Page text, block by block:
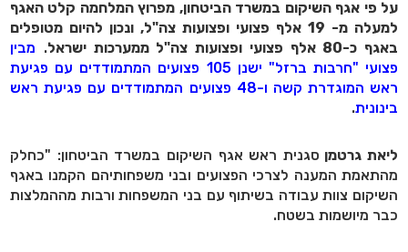
על פי אגף השיקום במשרד הביטחון, מפרוץ המלחמה קלט האגף
למעלה מ- 19 אלף פצועי ופצועות צה"ל, ונכון להיום מטופלים
באגף כ-80 אלף פצועי ופצועות צה"ל ממערכות ישראל
. מבין
פצועי "חרבות ברזל" ישנן 105 פצועים המתמודדים עם פגיעת
ראש המוגדרת קשה ו-48 פצועים המתמודדים עם פגיעת ראש
בינונית.
ליאת גרטמןסגנית ראש אגף השיקום במשרד הביטחון: "כחלק
מהתאמת המענה לצרכי הפצועים ובני משפחותיהם הקמנו באגף
השיקום צוות עבודה בשיתוף עם בני המשפחות ורבות מההמלצות
כבר מיושמות בשטח.